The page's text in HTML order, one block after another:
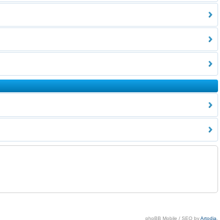
phpBB Mobile / SEO byArtodia